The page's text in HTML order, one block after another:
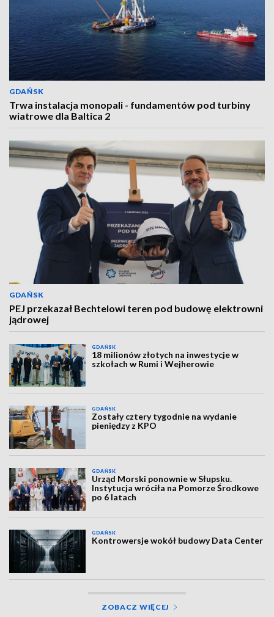
GDAŃSK
Trwa instalacja monopali - fundamentów pod turbiny
wiatrowe dla Baltica 2
GDAŃSK
PEJ przekazał Bechtelowi teren pod budowę elektrowni
jądrowej
GDAŃSK
18 milionów złotych na inwestycje w
szkołach w Rumi i Wejherowie
GDAŃSK
Zostały cztery tygodnie na wydanie
pieniędzy z KPO
GDAŃSK
Urząd Morski ponownie w Słupsku.
Instytucja wróciła na Pomorze Środkowe
po 6 latach
GDAŃSK
Kontrowersje wokół budowy Data Center
ZOBACZ WIĘCEJ